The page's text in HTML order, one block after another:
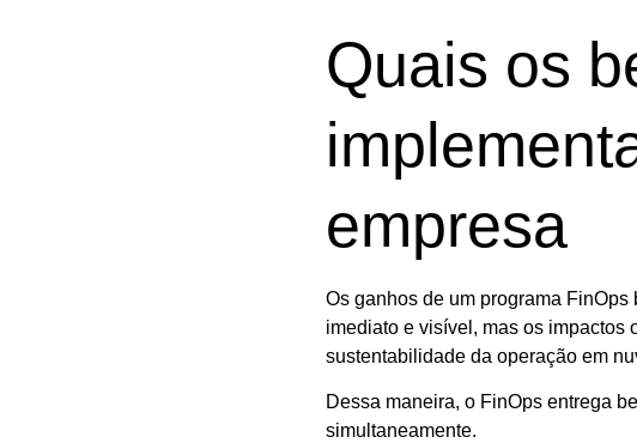
Quais os
empresa
Os ganhos de um programa
imediato e visível, mas os impactos
sustentabilidade da operação em
Dessa maneira, o FinOps entrega
simultaneamente.